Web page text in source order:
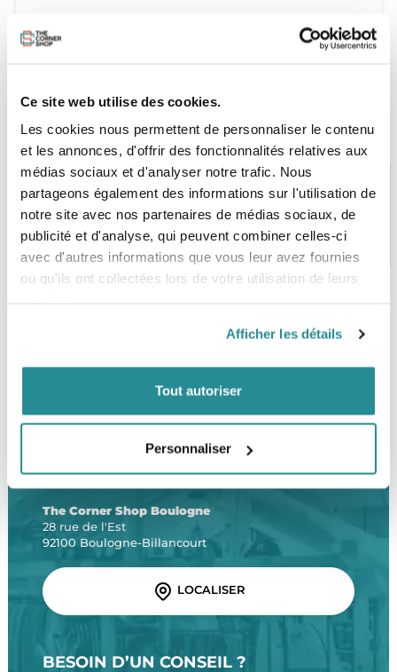
Ce site web utilise des cookies.
Les cookies nous permettent de personnaliser le contenu
et les annonces, d'offrir des fonctionnalités relatives aux
médias sociaux et d'analyser notre trafic. Nous
partageons également des informations sur l'utilisation de
notre site avec nos partenaires de médias sociaux, de
publicité et d'analyse, qui peuvent combiner celles-ci
avec d'autres informations que vous leur avez fournies
ou qu'ils ont collectées lors de votre utilisation de leurs
Afficher les détails
Tout autoriser
Personnaliser
PAIEMENT SÉCURISÉ
CB, VISA, Mastercard, ALMA
Plus de 5000 produits en stock
FRAIS DE PORT OFFERTS
LE SHOP
The Corner Shop Boulogne
28 rue de l'Est
92100 Boulogne-Billancourt
LOCALISER
BESOIN D’UN CONSEIL ?